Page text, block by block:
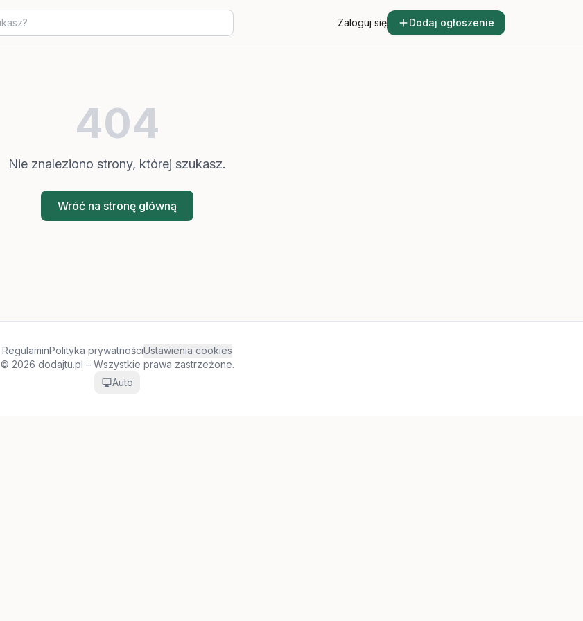
Zaloguj się Dodaj ogłoszenie
404
Nie znaleziono strony, której szukasz.
Wróć na stronę główną
RegulaminPolityka prywatnościUstawienia cookies
© 2026 dodajtu.pl – Wszystkie prawa zastrzeżone.
Auto